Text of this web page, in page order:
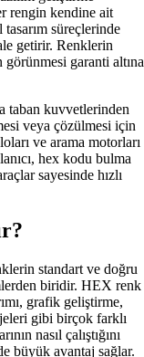
rengin kendine ait
süreçlerinde
getirir. Renklerin
garanti altına
taban kuvvetlerinden
veya çözülmesi için
ve arama motorları
hex kodu bulma
sayesinde hızlı
standart ve doğru
biridir. HEX renk
grafik geliştirme,
gibi birçok farklı
nasıl çalıştığını
büyük avantaj sağlar.